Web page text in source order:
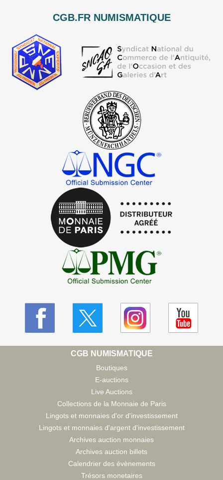
CGB.FR NUMISMATIQUE
CGB NUMISMATIQUE
Boutiques
E-auctions
Live Auctions
Collections de la Monnaie de Paris
Lingots et monnaies d'or d'investissement
Lingots et monnaies d'argent d'investissement
Archives auction monnaies
Archives auction billets
Calendrier des évènements
Trésors monetaires